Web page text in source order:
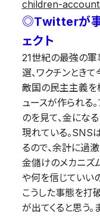
children-
◎Twitterが事
ェクト
21世紀の最強の軍
選、ワクチンときて
敵国の民主主義を
ュースが作られる
のを見て、金にな
現れている。SNS
るので、余計に過
金儲けのメカニズ
や何を信じていい
こうした事態を打
が出てくると思う